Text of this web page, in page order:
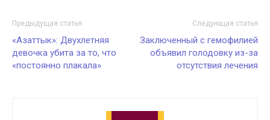
Предыдущая статья
«Азаттык»: Двухлетняя
девочка убита за то, что
«постоянно плакала»
Следующая статья
Заключенный с гемофилией
объявил голодовку из-за
отсутствия лечения